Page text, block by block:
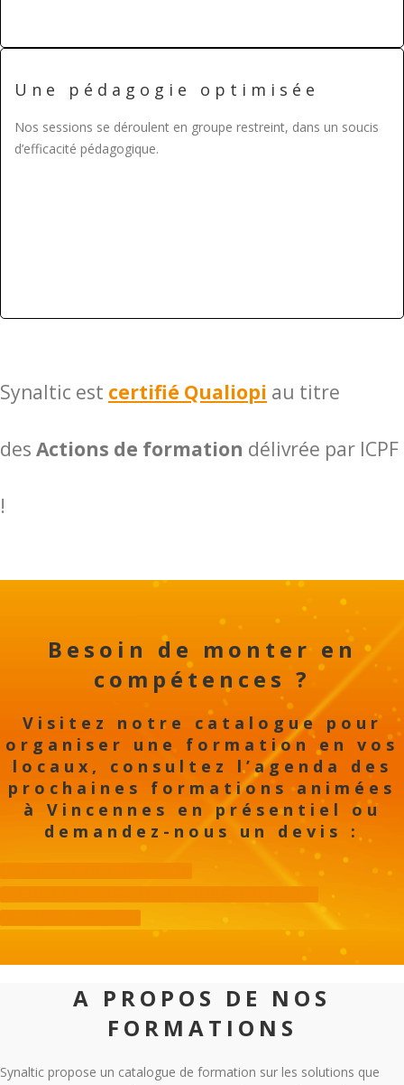
Une pédagogie optimisée
Nos sessions se déroulent en groupe restreint, dans un soucis
d’efficacité pédagogique.
Synaltic est certifié Qualiopi au titre
des Actions de formation délivrée par ICPF
!
Besoin de monter en
compétences ?
Visitez notre catalogue pour
organiser une formation en vos
locaux, consultez l’agenda des
prochaines formations animées
à Vincennes en présentiel ou
demandez-nous un devis :
A PROPOS DE NOS
FORMATIONS
Synaltic propose un catalogue de formation sur les solutions que